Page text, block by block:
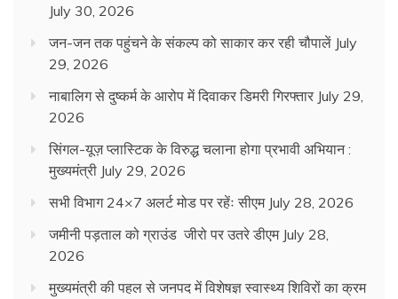
July 30, 2026
जन-जन तक पहुंचने के संकल्प को साकार कर रही चौपालें July
29, 2026
नाबालिग से दुष्कर्म के आरोप में दिवाकर डिमरी गिरफ्तार July 29,
2026
सिंगल-यूज़ प्लास्टिक के विरुद्ध चलाना होगा प्रभावी अभियान :
मुख्यमंत्री July 29, 2026
सभी विभाग 24×7 अलर्ट मोड पर रहेंः सीएम July 28, 2026
जमीनी पड़ताल को ग्राउंड जीरो पर उतरे डीएम July 28,
2026
मुख्यमंत्री की पहल से जनपद में विशेषज्ञ स्वास्थ्य शिविरों का क्रम